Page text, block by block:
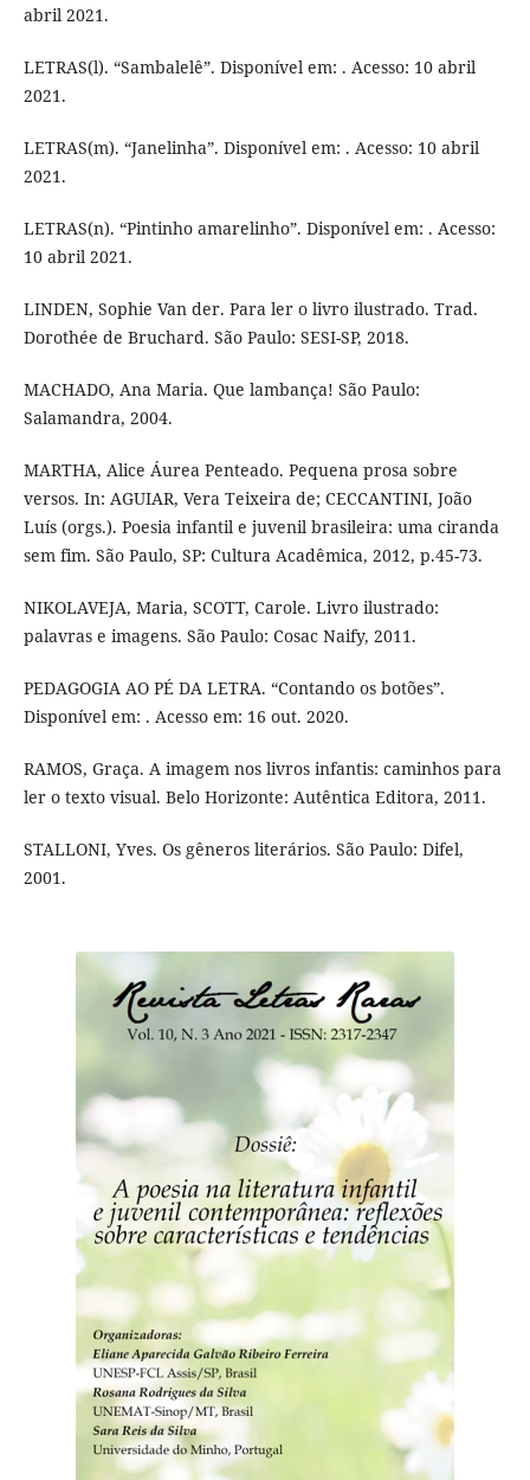
abril 2021.
LETRAS(l). “Sambalelê”. Disponível em: . Acesso: 10 abril
2021.
LETRAS(m). “Janelinha”. Disponível em: . Acesso: 10 abril
2021.
LETRAS(n). “Pintinho amarelinho”. Disponível em: . Acesso:
10 abril 2021.
LINDEN, Sophie Van der. Para ler o livro ilustrado. Trad.
Dorothée de Bruchard. São Paulo: SESI-SP, 2018.
MACHADO, Ana Maria. Que lambança! São Paulo:
Salamandra, 2004.
MARTHA, Alice Áurea Penteado. Pequena prosa sobre
versos. In: AGUIAR, Vera Teixeira de; CECCANTINI, João
Luís (orgs.). Poesia infantil e juvenil brasileira: uma ciranda
sem fim. São Paulo, SP: Cultura Acadêmica, 2012, p.45-73.
NIKOLAVEJA, Maria, SCOTT, Carole. Livro ilustrado:
palavras e imagens. São Paulo: Cosac Naify, 2011.
PEDAGOGIA AO PÉ DA LETRA. “Contando os botões”.
Disponível em: . Acesso em: 16 out. 2020.
RAMOS, Graça. A imagem nos livros infantis: caminhos para
ler o texto visual. Belo Horizonte: Autêntica Editora, 2011.
STALLONI, Yves. Os gêneros literários. São Paulo: Difel,
2001.